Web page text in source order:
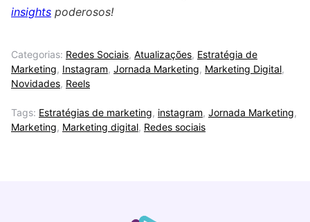
insights poderosos!
Categorias: Redes Sociais, Atualizações, Estratégia de
Marketing, Instagram, Jornada Marketing, Marketing Digital,
Novidades, Reels
Tags: Estratégias de marketing, instagram, Jornada Marketing,
Marketing, Marketing digital, Redes sociais